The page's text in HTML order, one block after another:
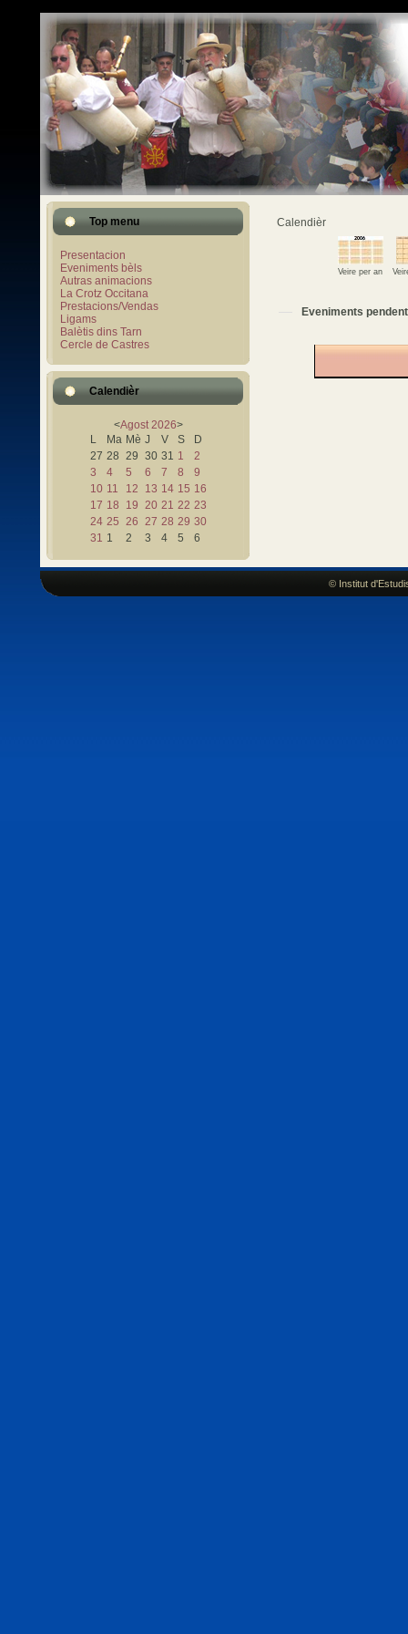
Top menu
Presentacion
Eveniments bèls
Autras animacions
La Crotz Occitana
Prestacions/Vendas
Ligams
Balètis dins Tarn
Cercle de Castres
Calendièr
<Agost 2026>
L
Ma Mè J V S
D
27 28 29 30 31 1
2
3
4 5 6 7 8
9
10 11 12 13 14 15 16
17 18 19 20 21 22 23
24 25 26 27 28 29 30
31 1 2 3 4 5 6
Calendièr
Veire per an
Eveniments pendent
© Institut